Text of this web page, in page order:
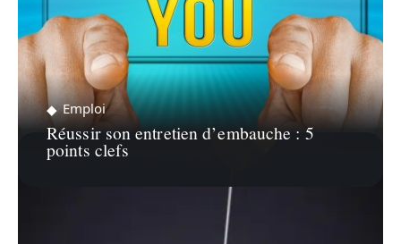
Emploi
Réussir son entretien d’embauche : 5
points clefs